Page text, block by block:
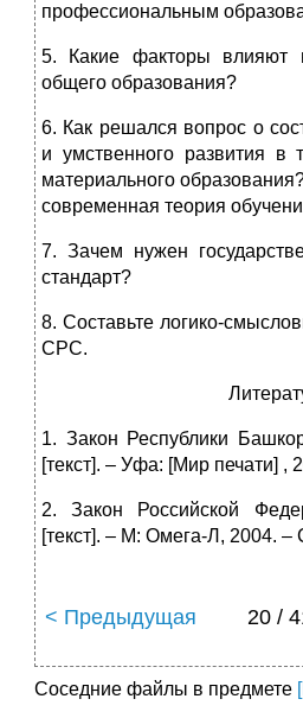
профессиональным
5. Какие факторы влияют
общего образования?
6. Как решался вопрос о
и умственного развития в
материального
современная теория
7. Зачем нужен
стандарт?
8. Составьте логико-
СРС.
1. Закон Республики
[текст]. – Уфа: [Мир печати] ,
2. Закон Российской
[текст]. – М: Омега-Л, 2004. –
< Предыдущая 20 /
Соседние файлы в предмете